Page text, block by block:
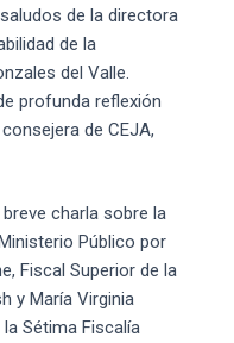
de la directora
de la
del Valle.
profunda reflexión
de CEJA,
charla sobre la
Público por
Fiscal Superior de la
y María Virginia
Sétima Fiscalía